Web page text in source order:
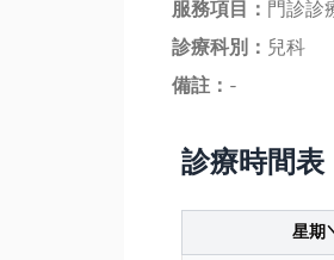
服務項目： 門診診
診療科別： 兒科
備註： -
診療時間表
星期